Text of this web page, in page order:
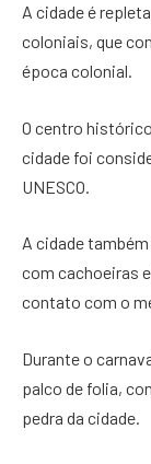
A cidade é
coloniais, que
época colonial.
O centro
cidade foi
UNESCO.
A cidade
com cachoeiras
contato com o
Durante o
palco de folia,
pedra da cidade.